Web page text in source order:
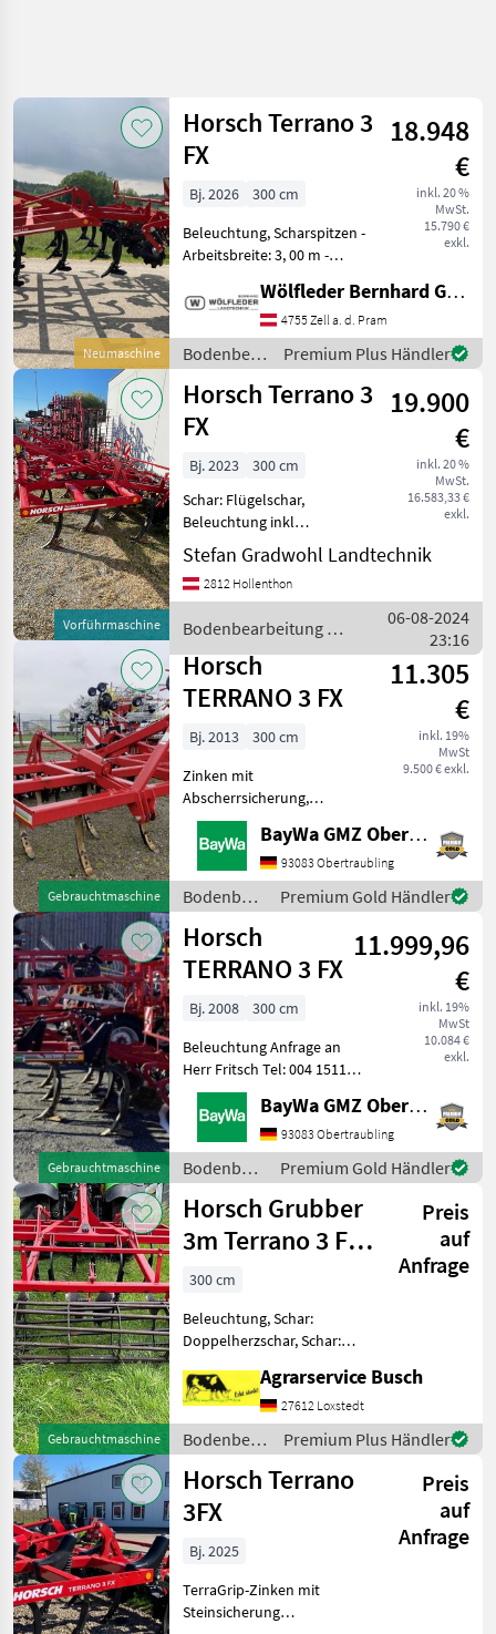
Neumaschine
Horsch Terrano 3
FX
18.948
€
inkl. 20 %
MwSt.
15.790 €
exkl.
Bj. 2026
300 cm
Beleuchtung, Scharspitzen -
Arbeitsbreite: 3, 00 m -
Transporthöhe: 2, 05 m -
Länge: 3, 80 m - Gewicht
Abschersicherung: 1390 kg -
Anzahl der Z
Wölfleder Bernhard GmbH
4755 Zell a. d. Pram
Bodenbearbeitung
/ Horsch
Premium Plus Händler
Vorführmaschine
Horsch Terrano 3
FX
19.900
€
inkl. 20 %
MwSt.
16.583,33 €
exkl.
Bj. 2023
300 cm
Schar: Flügelschar,
Beleuchtung inkl
Anhängung Kat II u III,
Beleuchtung
Einebnungsscheiben starr, 8
Randscheiben) Striegel
hinten 1-reih
Stefan Gradwohl Landtechnik
2812 Hollenthon
Bodenbearbeitung /
Horsch
06-08-2024
23:16
Gebrauchtmaschine
Horsch
TERRANO 3 FX
11.305
€
inkl. 19%
MwSt
9.500 € exkl.
Bj. 2013
300 cm
Zinken mit
Abscherrsicherung,
Rollflexpacker, HM
Scharrspitzen, mechanische
Tiefenverstellung mit
Einhängeclips,
Einebnungsscheiben
starrAnfragen an Hr.
Zitzmann Tel
BayWa GMZ Obertraubling
93083 Obertraubling
Bodenbearbeitung
/ Horsch
Premium Gold Händler
Gebrauchtmaschine
Horsch
TERRANO 3 FX
11.999,96
€
inkl. 19%
MwSt
10.084 €
exkl.
Bj. 2008
300 cm
Beleuchtung Anfrage an
Herr Fritsch Tel: 004 1511
610 3768
Bodenbearbeitung Grubber
BayWa GMZ Obertraubling
93083 Obertraubling
Bodenbearbeitung
/ Horsch
Premium Gold Händler
Gebrauchtmaschine
Horsch Grubber
3m Terrano 3 FX
mit Pakerwalze
Preis
auf
Anfrage
300 cm
Beleuchtung, Schar:
Doppelherzschar, Schar:
Horsch Terrano 3FX Bauart
3-balkig Arbeitsbreite 3m
!!!!!!!!!!!!!!!!!!!!!!!!!!!!!!!!!!!!!!Bit
Agrarservice Busch
27612 Loxstedt
Bodenbearbeitung
/ Horsch
Premium Plus Händler
Horsch Terrano
3FX
Preis
auf
Anfrage
Bj. 2025
TerraGrip-Zinken mit
Steinsicherung